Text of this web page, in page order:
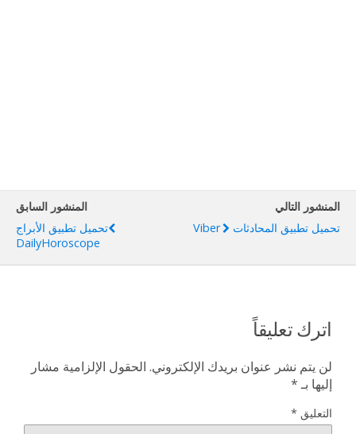
المنشور السابق
تحميل تطبيق الأبراج
DailyHoroscope
المنشور التالي
تحميل تطبيق المحادثات Viber
اترك تعليقاً
لن يتم نشر عنوان بريدك الإلكتروني. الحقول الإلزامية مشار
إليها بـ*
التعليق *